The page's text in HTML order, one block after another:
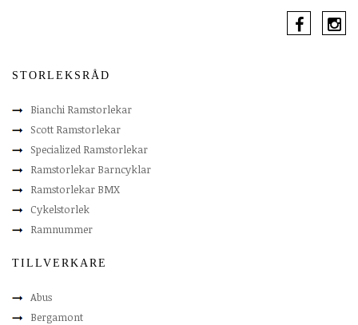
STORLEKSRÅD
Bianchi Ramstorlekar
Scott Ramstorlekar
Specialized Ramstorlekar
Ramstorlekar Barncyklar
Ramstorlekar BMX
Cykelstorlek
Ramnummer
TILLVERKARE
Abus
Bergamont